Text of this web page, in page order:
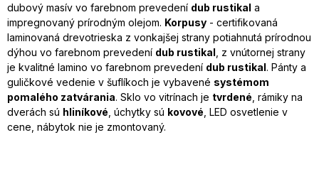
dubový masív vo farebnom prevedení dub rustikal a
impregnovaný prírodným olejom. Korpusy - certifikovaná
laminovaná drevotrieska z vonkajšej strany potiahnutá prírodnou
dýhou vo farebnom prevedení dub rustikal , z vnútornej strany
je kvalitné lamino vo farebnom prevedení dub rustikal. Pánty a
guličkové vedenie v šuflíkoch je vybavené systémom
pomalého zatvárania. Sklo vo vitrínach je tvrdené , rámiky na
dverách sú hliníkové , úchytky sú kovové , LED osvetlenie v
cene, nábytok nie je zmontovaný.